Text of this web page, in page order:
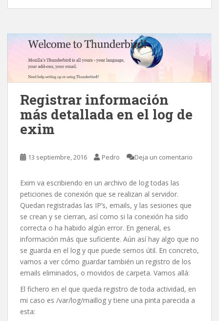
Registrar información
más detallada en el log de
exim
13 septiembre, 2016 Pedro Deja un comentario
Exim va escribiendo en un archivo de log todas las
peticiones de conexión que se realizan al servidor.
Quedan registradas las IP’s, emails, y las sesiones que
se crean y se cierran, así como si la conexión ha sido
correcta o ha habido algún error. En general, es
información más que suficiente. Aún así hay algo que no
se guarda en el log y que puede sernos útil. En concreto,
vamos a ver cómo guardar también un registro de los
emails eliminados, o movidos de carpeta. Vamos allá:
El fichero en el que queda registro de toda actividad, en
mi caso es /var/log/maillog y tiene una pinta parecida a
esta: